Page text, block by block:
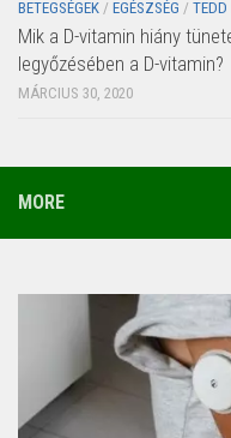
BETEGSÉGEK / EGÉSZSÉG /
Mik a D-vitamin hiány
legyőzésében a D-vitamin?
MÁRCIUS 30, 2020
MORE